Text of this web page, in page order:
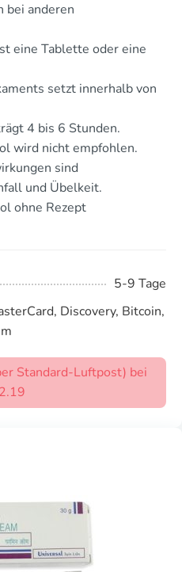
bei anderen
eine Tablette oder eine
setzt innerhalb von
4 bis 6 Stunden.
wird nicht empfohlen.
sind
und Übelkeit.
ohne Rezept
5-9 Tage
Discovery, Bitcoin,
Standard-Luftpost) bei